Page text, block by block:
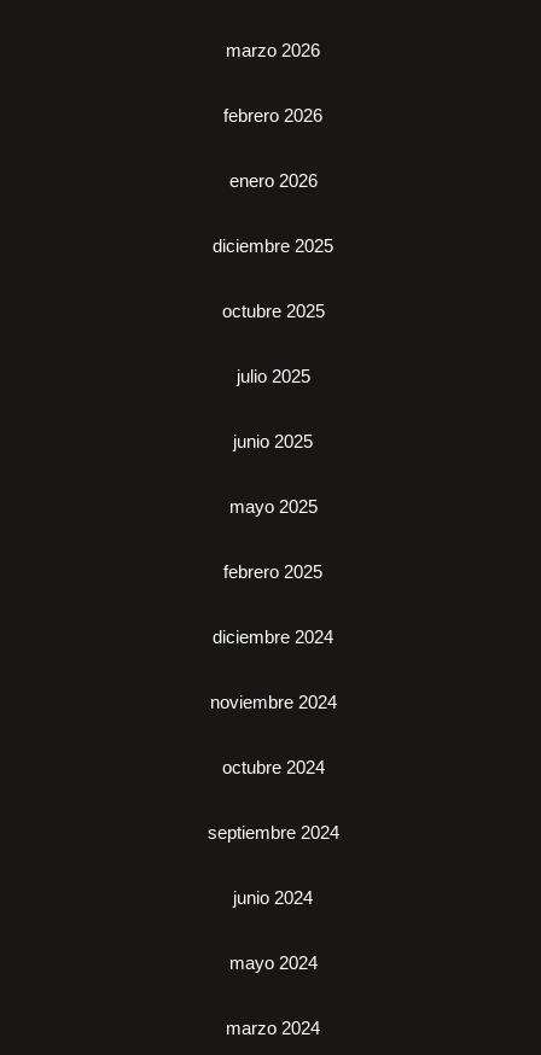
marzo 2026
febrero 2026
enero 2026
diciembre 2025
octubre 2025
julio 2025
junio 2025
mayo 2025
febrero 2025
diciembre 2024
noviembre 2024
octubre 2024
septiembre 2024
junio 2024
mayo 2024
marzo 2024